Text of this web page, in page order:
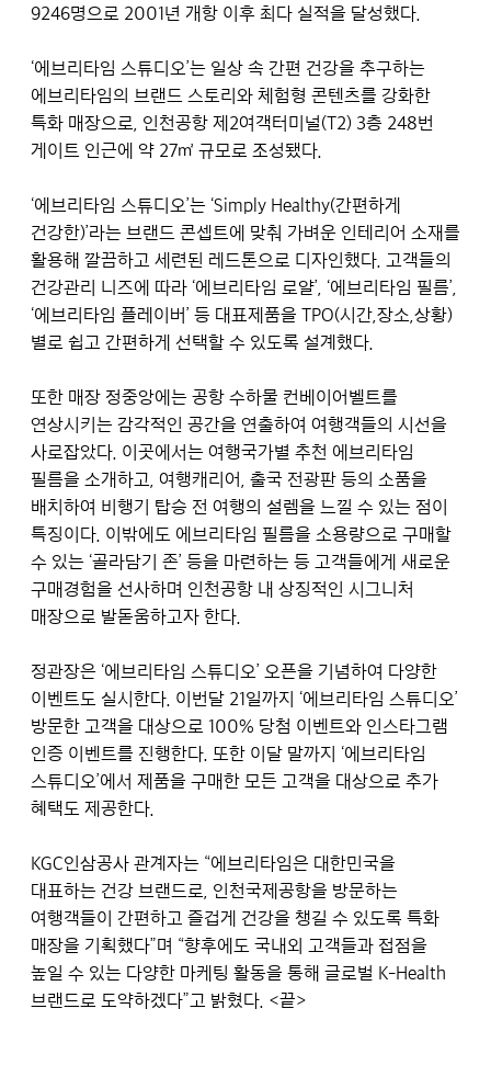
9246명으로 2001년 개항 이후 최다 실적을 달성했다.
‘에브리타임 스튜디오’는 일상 속 간편 건강을 추구하는
에브리타임의 브랜드 스토리와 체험형 콘텐츠를 강화한
특화 매장으로, 인천공항 제2여객터미널(T2) 3층 248번
게이트 인근에 약 27㎡ 규모로 조성됐다.
‘에브리타임 스튜디오’는 ‘Simply Healthy(간편하게
건강한)’라는 브랜드 콘셉트에 맞춰 가벼운 인테리어 소재를
활용해 깔끔하고 세련된 레드톤으로 디자인했다. 고객들의
건강관리 니즈에 따라 ‘에브리타임 로얄’, ‘에브리타임 필름’,
‘에브리타임 플레이버’ 등 대표제품을 TPO(시간,장소,상황)
별로 쉽고 간편하게 선택할 수 있도록 설계했다.
또한 매장 정중앙에는 공항 수하물 컨베이어벨트를
연상시키는 감각적인 공간을 연출하여 여행객들의 시선을
사로잡았다. 이곳에서는 여행국가별 추천 에브리타임
필름을 소개하고, 여행캐리어, 출국 전광판 등의 소품을
배치하여 비행기 탑승 전 여행의 설렘을 느낄 수 있는 점이
특징이다. 이밖에도 에브리타임 필름을 소용량으로 구매할
수 있는 ‘골라담기 존’ 등을 마련하는 등 고객들에게 새로운
구매경험을 선사하며 인천공항 내 상징적인 시그니처
매장으로 발돋움하고자 한다.
정관장은 ‘에브리타임 스튜디오’ 오픈을 기념하여 다양한
이벤트도 실시한다. 이번달 21일까지 ‘에브리타임 스튜디오’
방문한 고객을 대상으로 100% 당첨 이벤트와 인스타그램
인증 이벤트를 진행한다. 또한 이달 말까지 ‘에브리타임
스튜디오’에서 제품을 구매한 모든 고객을 대상으로 추가
혜택도 제공한다.
KGC인삼공사 관계자는 “에브리타임은 대한민국을
대표하는 건강 브랜드로, 인천국제공항을 방문하는
여행객들이 간편하고 즐겁게 건강을 챙길 수 있도록 특화
매장을 기획했다”며 “향후에도 국내외 고객들과 접점을
높일 수 있는 다양한 마케팅 활동을 통해 글로벌 K-Health
브랜드로 도약하겠다”고 밝혔다. <끝>